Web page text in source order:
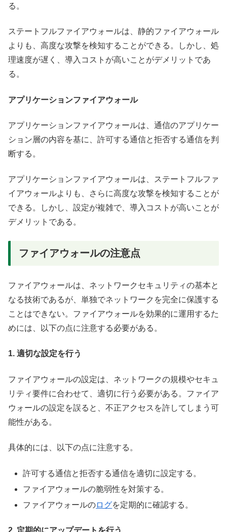
る。
ステートフルファイアウォールは、静的ファイアウォール
よりも、高度な攻撃を検知することができる。しかし、処
理速度が遅く、導入コストが高いことがデメリットであ
る。
アプリケーションファイアウォール
アプリケーションファイアウォールは、通信のアプリケー
ション層の内容を基に、許可する通信と拒否する通信を判
断する。
アプリケーションファイアウォールは、ステートフルファ
イアウォールよりも、さらに高度な攻撃を検知することが
できる。しかし、設定が複雑で、導入コストが高いことが
デメリットである。
ファイアウォールの注意点
ファイアウォールは、ネットワークセキュリティの基本と
なる技術であるが、単独でネットワークを完全に保護する
ことはできない。ファイアウォールを効果的に運用するた
めには、以下の点に注意する必要がある。
1. 適切な設定を行う
ファイアウォールの設定は、ネットワークの規模やセキュ
リティ要件に合わせて、適切に行う必要がある。ファイア
ウォールの設定を誤ると、不正アクセスを許してしまう可
能性がある。
具体的には、以下の点に注意する。
許可する通信と拒否する通信を適切に設定する。
ファイアウォールの脆弱性を対策する。
ファイアウォールのログを定期的に確認する。